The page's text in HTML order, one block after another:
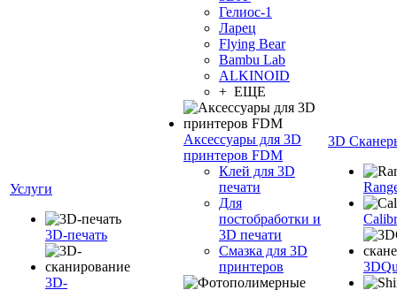
Услуги
3D-печать
3D-
Гелиос-1
Ларец
Flying Bear
Bambu Lab
ALKINOID
+ ЕЩЕ
Аксессуары для 3D
принтеров FDM
Клей для 3D
печати
Для
постобработки и
3D печати
Смазка для 3D
принтеров
3D